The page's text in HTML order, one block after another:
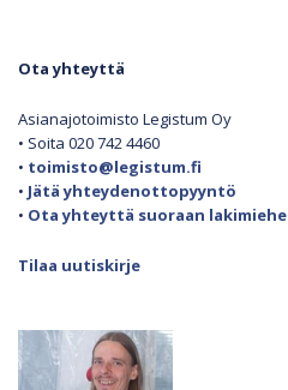
Ota yhteyttä
Asianajotoimisto Legistum Oy
• Soita 020 742 4460
• toimisto@legistum.fi
• Jätä yhteydenottopyyntö
• Ota yhteyttä suoraan
Tilaa uutiskirje